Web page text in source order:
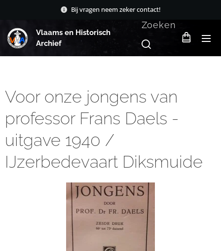
Bij vragen neem zeker contact!
Vlaams en Historisch
Archief
Zoeken
Voor onze jongens van
professor Frans Daels -
uitgave 1940 /
IJzerbedevaart Diksmuide